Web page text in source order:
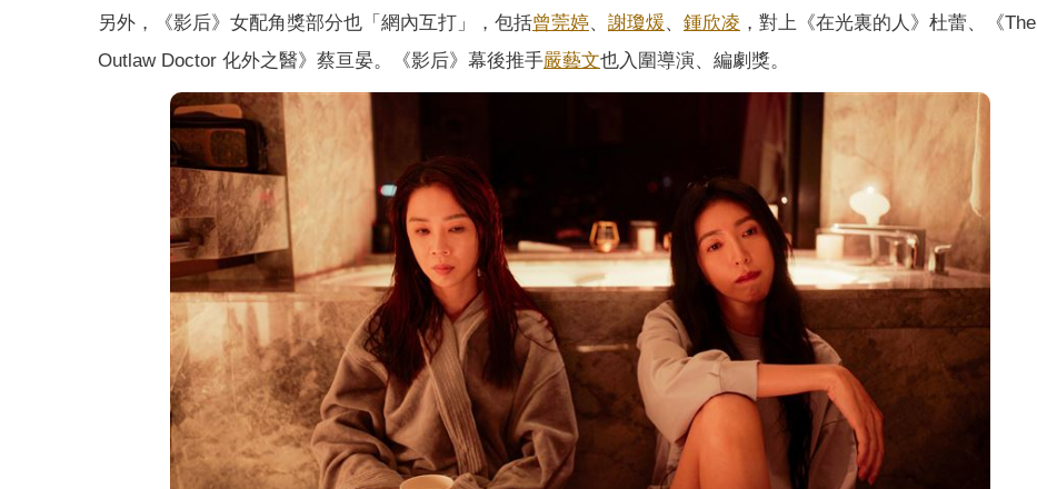
另外，《影后》女配角獎部分也「網內互打」，包括曾莞婷、 謝瓊煖、 鍾欣凌 ，對上《在光裏的人》杜蕾、《The
Outlaw Doctor 化外之醫》蔡亘晏。《影后》幕後推手嚴藝文也入圍導演、編劇獎。